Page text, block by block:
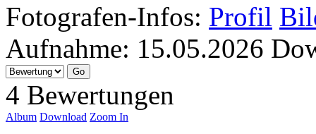
Fotografen-Infos: Profil
Aufnahme: 15.05.2026
4 Bewertungen
Album Download Zoom In